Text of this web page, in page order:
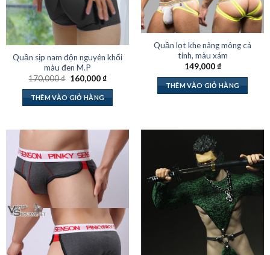
Quần sịp nam độn nguyên khối
màu đen M.P
170,000₫ Giá
là:
170,000 ₫.
160,000₫Giá
160,000 ₫.
THÊM VÀO GIỎ HÀNG
Quần lọt khe nâng mông cá
tính, màu xám
149,000₫
THÊM VÀO GIỎ HÀNG